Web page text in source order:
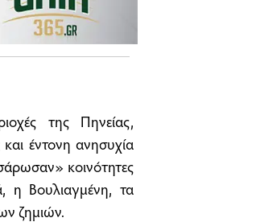
της Πηνείας,
έντονη ανησυχία
κοινότητες
Βουλιαγμένη, τα
ζημιών.